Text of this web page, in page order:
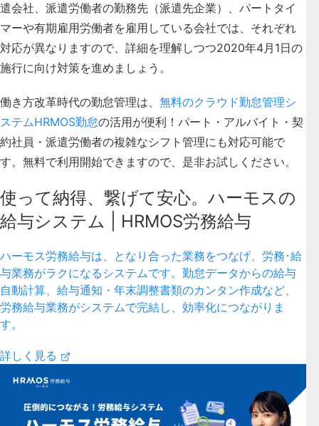
遣会社、派遣労働者の勤務先（派遣先企業）、パートタイ
マーや有期雇用労働者を雇用している会社では、それぞれ
対応が異なりますので、詳細を理解しつつ2020年4月1日の
施行に向け対策を進めましょう。
働き方改革時代の勤怠管理は、 無料のクラウド勤怠管理シ
ステムHRMOS勤怠の活用が便利！パート・アルバイト・契
約社員・派遣労働者の複雑なシフト管理にも対応可能で
す。無料で利用開始できますので、是非お試しください。
使って納得、繋げて安心。ハーモスの
給与システム | HRMOS労務給与
ハーモス労務給与は、となり合った業務をつなげ、労務･給
与業務がラクになるシステムです。勤怠データからの給与
自動計算、給与通知・年末調整書類のカンタン作成など、
労務給与業務がシステムで完結し、効率化につながりま
す。
詳しく見る